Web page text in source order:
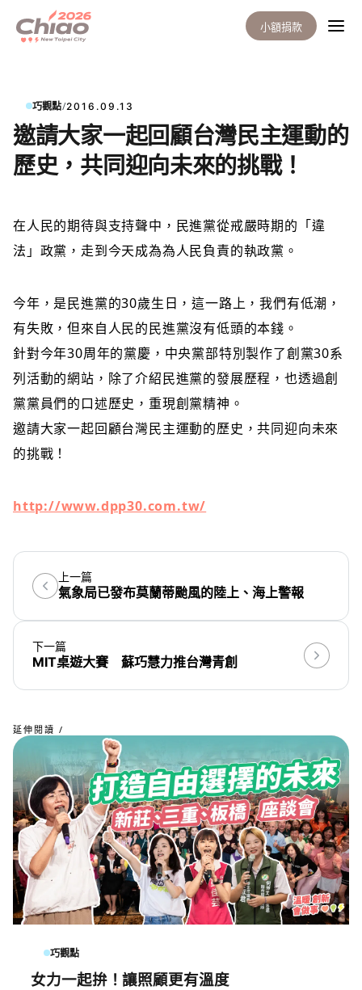
小額捐款
巧觀點/2016.09.13
邀請大家一起回顧台灣民主運動的
歷史，共同迎向未來的挑戰！
在人民的期待與支持聲中，民進黨從戒嚴時期的「違
法」政黨，走到今天成為為人民負責的執政黨。
今年，是民進黨的30歲生日，這一路上，我們有低潮，
有失敗，但來自人民的民進黨沒有低頭的本錢。
針對今年30周年的黨慶，中央黨部特別製作了創黨30系
列活動的網站，除了介紹民進黨的發展歷程，也透過創
黨黨員們的口述歷史，重現創黨精神。
邀請大家一起回顧台灣民主運動的歷史，共同迎向未來
的挑戰！
http://www.dpp30.com.tw/
上一篇
氣象局已發布莫蘭蒂颱風的陸上、海上警報
下一篇
MIT桌遊大賽 蘇巧慧力推台灣青創
延伸閱讀 /
巧觀點
女力一起拚！讓照顧更有溫度